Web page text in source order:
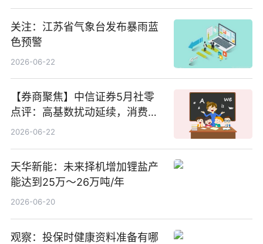
关注：江苏省气象台发布暴雨蓝
色预警
2026-06-22
【券商聚焦】中信证券5月社零
点评：高基数扰动延续，消费修
复结构性分化
2026-06-22
天华新能：未来择机增加锂盐产
能达到25万～26万吨/年
2026-06-20
观察：投保时健康资料准备有哪